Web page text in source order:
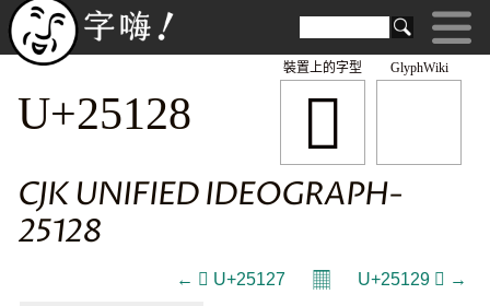
GlyphWiki
𥄨
裝置上的字型
U+25128
CJK UNIFIED IDEOGRAPH-
25128
← 𥄧 U+25127 𝄜 U+25129 𥄩 →